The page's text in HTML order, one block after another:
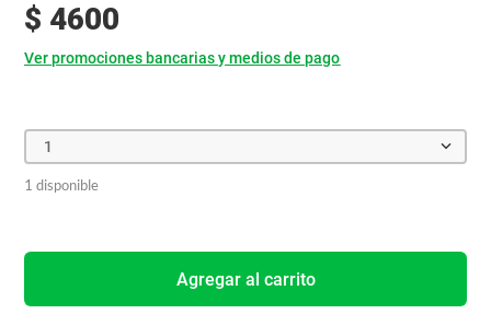
$ 4600
Ver promociones bancarias y medios de pago
1
1 disponible
Agregar al carrito